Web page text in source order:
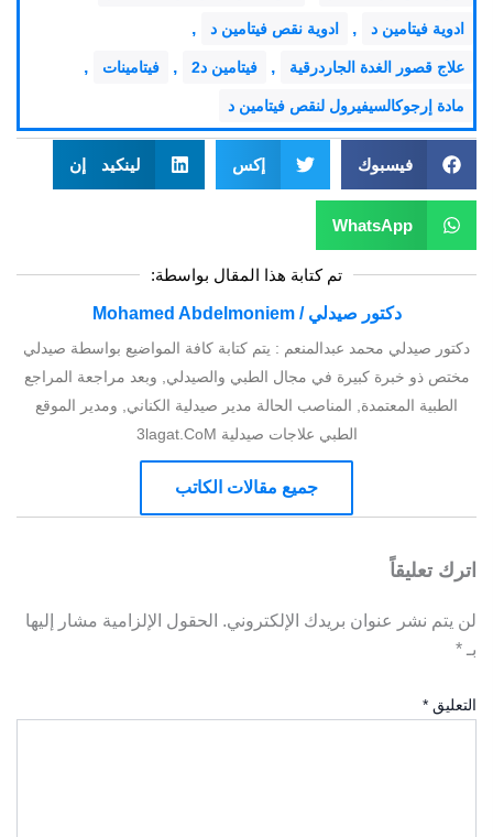
ادوية فيتامين د , ادوية نقص فيتامين د ,
علاج قصور الغدة الجاردرقية , فيتامين د2 , فيتامينات ,
مادة إرجوكالسيفيرول لنقص فيتامين د
فيسبوك إكس لينكيد إن
WhatsApp
تم كتابة هذا المقال بواسطة:
دكتور صيدلي / Mohamed Abdelmoniem
دكتور صيدلي محمد عبدالمنعم : يتم كتابة كافة المواضيع بواسطة صيدلي
مختص ذو خبرة كبيرة في مجال الطبي والصيدلي, وبعد مراجعة المراجع
الطبية المعتمدة, المناصب الحالة مدير صيدلية الكناني, ومدير الموقع
الطبي علاجات صيدلية 3lagat.CoM
جميع مقالات الكاتب
اترك تعليقاً
لن يتم نشر عنوان بريدك الإلكتروني. الحقول الإلزامية مشار إليها
بـ *
التعليق *